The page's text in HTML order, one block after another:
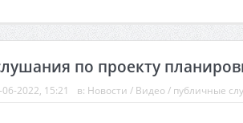
по проекту
06-2022, 15:21 в: Новости / Видео/ публичные